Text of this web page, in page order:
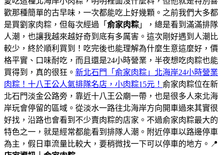
歡那種簡單的古早味，一次都能吃上好幾顆。之前我們大多都
是買劉家肉粽，但每次經過「 俞家肉粽 」，總是看到滿滿排隊
人潮，也讓我越來越好奇到底有多厲害。這次剛好遇到人潮比
較少，終於順利買到！吃完後也能理解為什麼生意這麼好，價
格平實、口味耐吃，而且還是24小時營業，半夜想吃肉粽也能
買得到，真的很狂。 新北石門「俞家肉粽」北海岸24小時營業
肉粽！十八王公人氣排隊名店，小肉粽15元！ 俞家肉粽位在新
北石門淡金公路旁，靠近十八王公廟一帶，也是很多人來北海
岸玩會停留的區域。從淡水一路往北海岸方向開車過來其實很
好找，沿路也會看到不少賣肉粽的店家。不過俞家肉粽最大的
特色之一，就是經常都能看到排隊人潮。附近停車以路邊停車
為主，假日車流量比較大，要稍微找一下可以停車的地方。📍